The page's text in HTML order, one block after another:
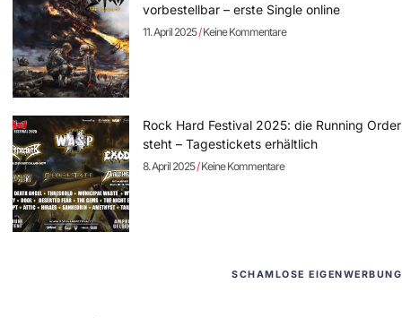
vorbestellbar – erste Single online
11. April 2025 Keine Kommentare
Rock Hard Festival 2025: die Running Order
steht – Tagestickets erhältlich
8. April 2025 Keine Kommentare
SCHAMLOSE EIGENWERBUNG